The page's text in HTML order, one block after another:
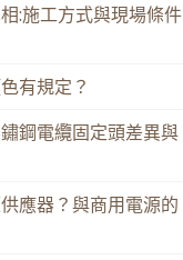
:施工方式與現場條件
有規定？
鋼電纜固定頭差異與
應器？與商用電源的